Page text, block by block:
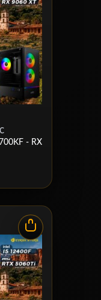
- RX